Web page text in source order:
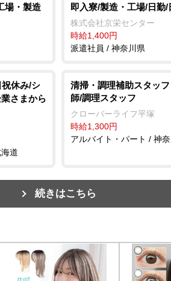
場・製造
即入寮/製造・工場/日勤/
株式会社京栄センター
時給1,400円
派遣社員 / 神奈川県
祝休み/シ
さまから
道
清掃・調理補助スタッ
師/調理スタッフ
クローバーライフ平塚
時給1,300円
アルバイト・パート / 神
続きはこちら